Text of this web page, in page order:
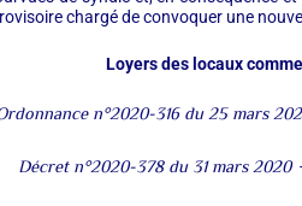
chargé de convoquer une
Loyers des locaux
n°2020-316 du 25 mars
Décret n°2020-378 du 31 mars 2020